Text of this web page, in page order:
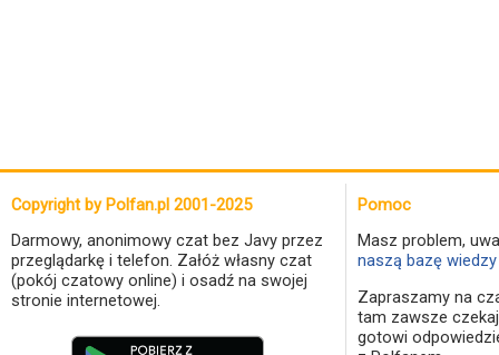
Copyright by Polfan.pl 2001-2025
Darmowy, anonimowy czat bez Javy przez
przeglądarkę i telefon. Załóż własny czat
(pokój czatowy online) i osadź na swojej
stronie internetowej.
Pomoc
Masz problem,
naszą bazę
Zapraszamy na
tam zawsze
gotowi